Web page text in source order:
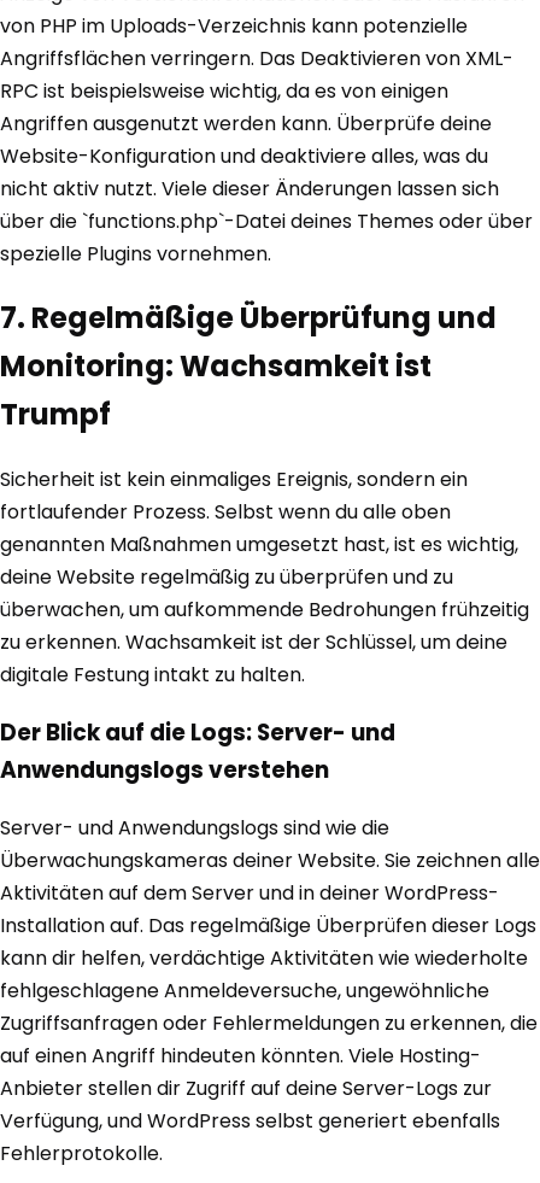
von PHP im Uploads-Verzeichnis kann potenzielle
Angriffsflächen verringern. Das Deaktivieren von XML-
RPC ist beispielsweise wichtig, da es von einigen
Angriffen ausgenutzt werden kann. Überprüfe deine
Website-Konfiguration und deaktiviere alles, was du
nicht aktiv nutzt. Viele dieser Änderungen lassen sich
über die `functions.php`-Datei deines Themes oder über
spezielle Plugins vornehmen.
7. Regelmäßige Überprüfung und
Monitoring: Wachsamkeit ist
Trumpf
Sicherheit ist kein einmaliges Ereignis, sondern ein
fortlaufender Prozess. Selbst wenn du alle oben
genannten Maßnahmen umgesetzt hast, ist es wichtig,
deine Website regelmäßig zu überprüfen und zu
überwachen, um aufkommende Bedrohungen frühzeitig
zu erkennen. Wachsamkeit ist der Schlüssel, um deine
digitale Festung intakt zu halten.
Der Blick auf die Logs: Server- und
Anwendungslogs verstehen
Server- und Anwendungslogs sind wie die
Überwachungskameras deiner Website. Sie zeichnen alle
Aktivitäten auf dem Server und in deiner WordPress-
Installation auf. Das regelmäßige Überprüfen dieser Logs
kann dir helfen, verdächtige Aktivitäten wie wiederholte
fehlgeschlagene Anmeldeversuche, ungewöhnliche
Zugriffsanfragen oder Fehlermeldungen zu erkennen, die
auf einen Angriff hindeuten könnten. Viele Hosting-
Anbieter stellen dir Zugriff auf deine Server-Logs zur
Verfügung, und WordPress selbst generiert ebenfalls
Fehlerprotokolle.